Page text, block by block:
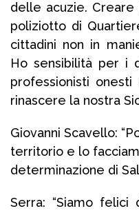
delle acuzie. Creare
poliziotto di
cittadini non in
Ho sensibilità per i
professionisti
rinascere la nostra
Giovanni Scavello:
territorio e lo
determinazione di
Serra: “Siamo felici